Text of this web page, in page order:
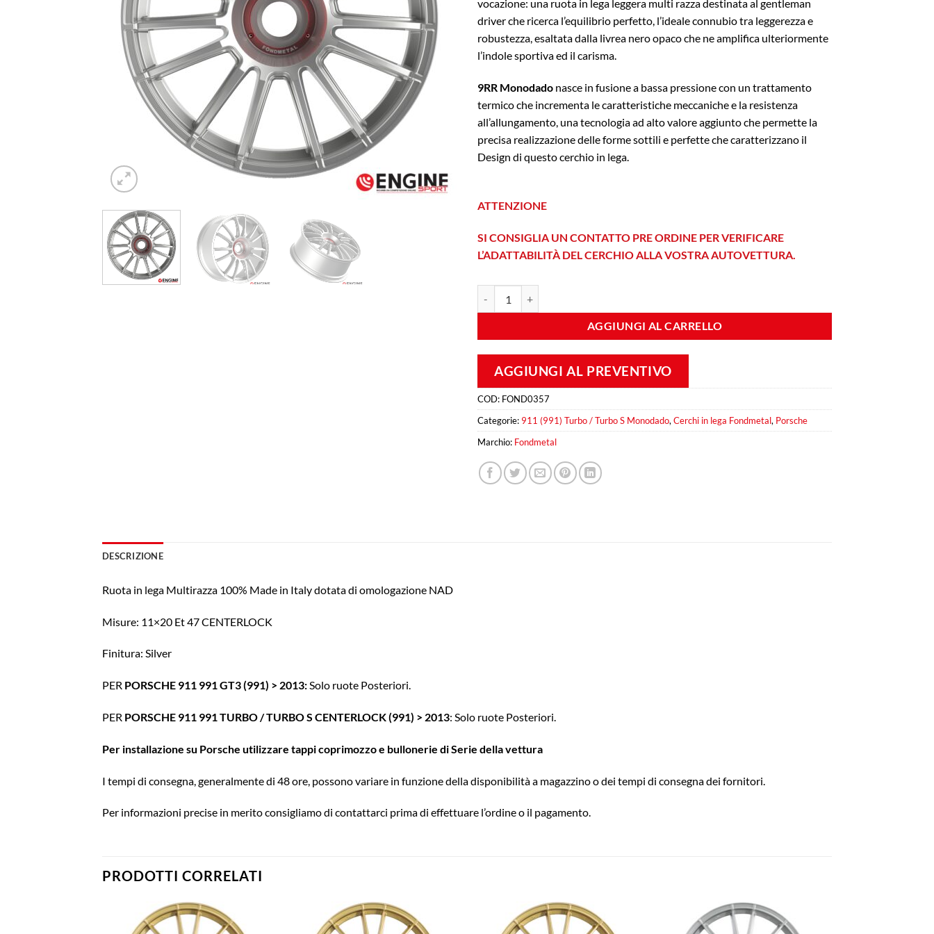
vocazione: una ruota in lega leggera multi razza destinata al gentleman
driver che ricerca l’equilibrio perfetto, l’ideale connubio tra leggerezza e
robustezza, esaltata dalla livrea nero opaco che ne amplifica ulteriormente
l’indole sportiva ed il carisma.
9RR Monodado nasce in fusione a bassa pressione con un trattamento
termico che incrementa le caratteristiche meccaniche e la resistenza
all’allungamento, una tecnologia ad alto valore aggiunto che permette la
precisa realizzazione delle forme sottili e perfette che caratterizzano il
Design di questo cerchio in lega.
ATTENZIONE
SI CONSIGLIA UN CONTATTO PRE ORDINE PER VERIFICARE
L’ADATTABILITÀ DEL CERCHIO ALLA VOSTRA AUTOVETTURA.
AGGIUNGI AL CARRELLO
AGGIUNGI AL PREVENTIVO
COD: FOND0357
Categorie: 911 (991) Turbo / Turbo S Monodado, Cerchi in lega Fondmetal, Porsche
Marchio: Fondmetal
DESCRIZIONE
Ruota in lega Multirazza 100% Made in Italy dotata di omologazione NAD
Misure: 11×20 Et 47 CENTERLOCK
Finitura: Silver
PER PORSCHE 911 991 GT3 (991) > 2013:Solo ruote Posteriori.
PER PORSCHE 911 991 TURBO / TURBO S CENTERLOCK (991) > 2013: Solo ruote Posteriori.
Per installazione su Porsche utilizzare tappi coprimozzo e bullonerie di Serie della vettura
I tempi di consegna, generalmente di 48 ore, possono variare in funzione della disponibilità a magazzino o dei tempi di consegna dei fornitori.
Per informazioni precise in merito consigliamo di contattarci prima di effettuare l’ordine o il pagamento.
PRODOTTI CORRELATI